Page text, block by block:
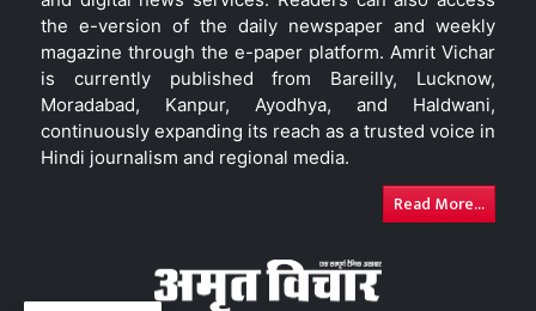
the e-version of the daily newspaper and weekly
magazine through the e-paper platform. Amrit Vichar
is currently published from Bareilly, Lucknow,
Moradabad, Kanpur, Ayodhya, and Haldwani,
continuously expanding its reach as a trusted voice in
Hindi journalism and regional media.
Read More...